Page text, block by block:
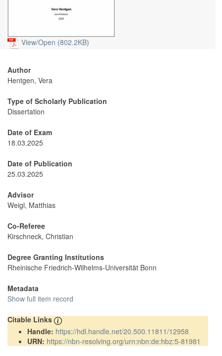
View/Open (802.2KB)
Author
Hentgen, Vera
Type of Scholarly Publication
Dissertation
Date of Exam
18.03.2025
Date of Publication
25.03.2025
Advisor
Weigl, Matthias
Co-Referee
Kirschneck, Christian
Degree Granting Institutions
Rheinische Friedrich-Wilhelms-Universität Bonn
Metadata
Show full item record
Citable Links
Handle: https://hdl.handle.net/20.500.11811/12958
URN: https://nbn-resolving.org/urn:nbn:de:hbz:5-81981